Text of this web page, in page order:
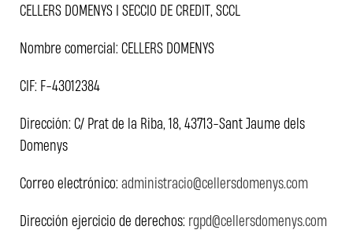
CELLERS DOMENYS I SECCIO DE CREDIT, SCCL
Nombre comercial: CELLERS DOMENYS
CIF: F-43012384
Dirección: C/ Prat de la Riba, 18, 43713-Sant Jaume dels
Domenys
Correo electrónico: administracio@cellersdomenys.com
Dirección ejercicio de derechos: rgpd@cellersdomenys.com